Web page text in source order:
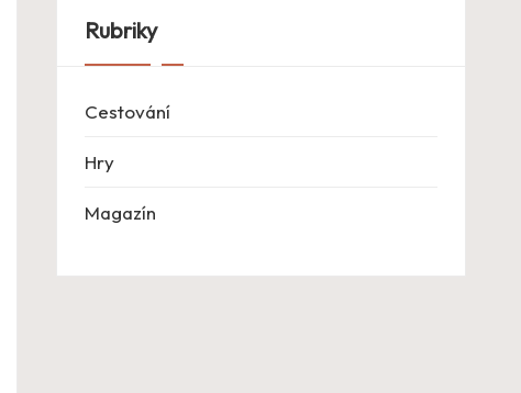
Rubriky
Cestování
Hry
Magazín